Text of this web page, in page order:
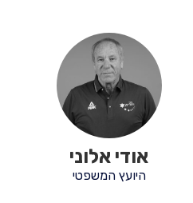
אודי אלוני
היועץ המשפטי